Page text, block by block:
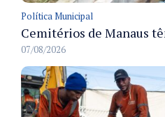
Política Municipal
07/08/2026